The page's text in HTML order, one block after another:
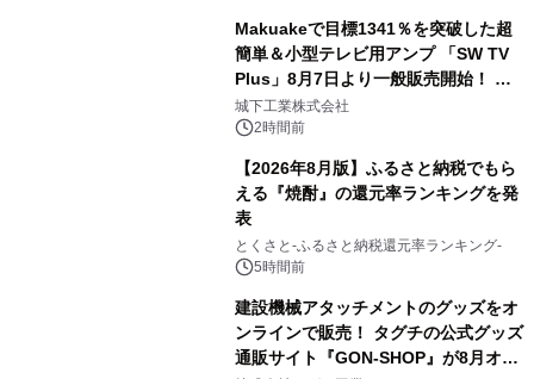
Makuakeで目標1341％を突破した超
簡単＆小型テレビ用アンプ 「SW TV
Plus」8月7日より一般販売開始！ ケ
ーブル1本つなぐだけ、テレビの音が
ぐっと豊かに
城下工業株式会社
2時間前
【2026年8月版】ふるさと納税でもら
える『焼酎』の還元率ランキングを発
表
とくさと-ふるさと納税還元率ランキング-
5時間前
建設機械アタッチメントのグッズをオ
ンラインで販売！ タグチの公式グッズ
通販サイト『GON-SHOP』が8月オー